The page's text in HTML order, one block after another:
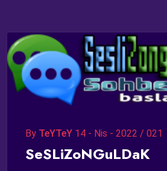
By TeYTeY 14 - Nis - 2022 / 021
SeSLiZoNGuLDaK